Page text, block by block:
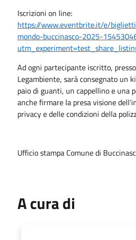
Iscrizioni on line:
https://www.eventbrite.it/e/
mondo-buccinasco-2025-
Ad ogni partecipante iscritto,
Legambiente, sarà consegnato un
paio di guanti, un cappellino e una
anche firmare la presa visione
privacy e delle condizioni della
Ufficio stampa Comune di
A cura di